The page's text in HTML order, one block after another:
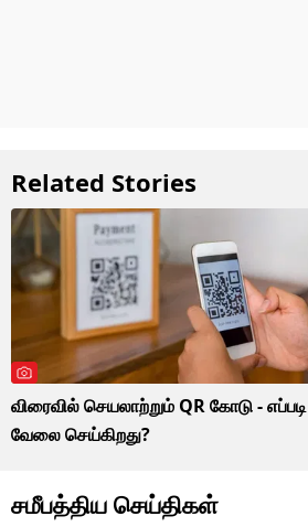
Related Stories
விரைவில் செயலாற்றும் QR கோடு - எப்படி
வேலை செய்கிறது?
சமீபத்திய செய்திகள்